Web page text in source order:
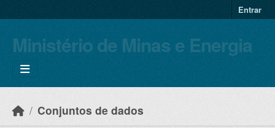
Entrar
Ministério de Minas e Energia
Conjuntos de dados